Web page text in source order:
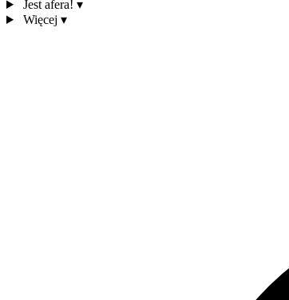
Jest afera! ▾
Więcej ▾